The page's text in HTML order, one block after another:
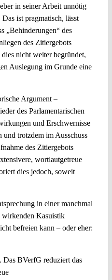
in seiner Arbeit unnötig
Das ist pragmatisch, lässt
„Behinderungen“ des
des Zitiergebots
nicht weiter begründet,
Auslegung im Grunde eine
Argument –
des Parlamentarischen
und Erschwernisse
und trotzdem im Ausschuss
des Zitiergebots
wortlautgetreue
dies jedoch, soweit
in einer manchmal
wirkenden Kasuistik
befreien kann – oder eher:
Das BVerfG reduziert das